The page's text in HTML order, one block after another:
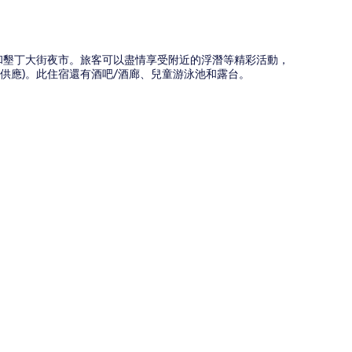
丁大街夜市。旅客可以盡情享受附近的浮潛等精彩活動，
)。此住宿還有酒吧/酒廊、兒童游泳池和露台。